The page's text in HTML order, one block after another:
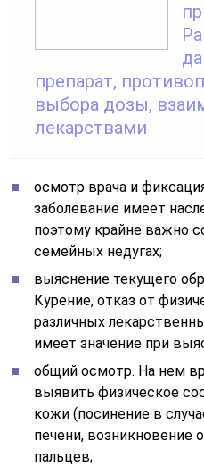
препарат,
выбора дозы,
лекарствами
осмотр врача и
заболевание имеет
поэтому крайне важно
семейных недугах;
выяснение текущего
Курение, отказ от
различных
имеет значение при
общий осмотр. На нем
выявить физическое
кожи (посинение в
печени, возникновение
пальцев;